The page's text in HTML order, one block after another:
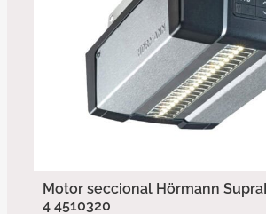
Motor seccional Hörmann
4 4510320